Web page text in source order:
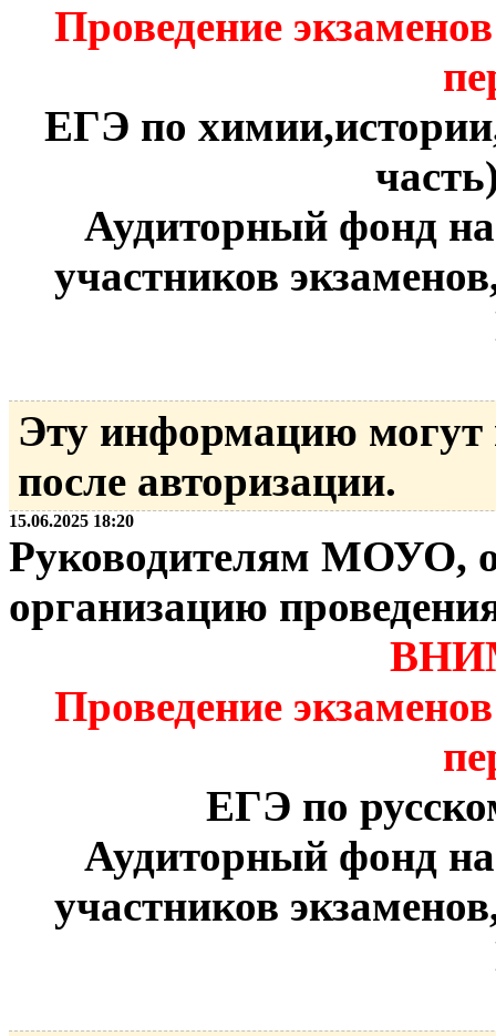
Проведение
ЕГЭ по
Аудиторный фонд на
участников
Эту информацию могут
после авторизации.
15.06.2025 18:20
Руководителям МОУО,
организацию
Проведение
ЕГЭ по
Аудиторный фонд на
участников